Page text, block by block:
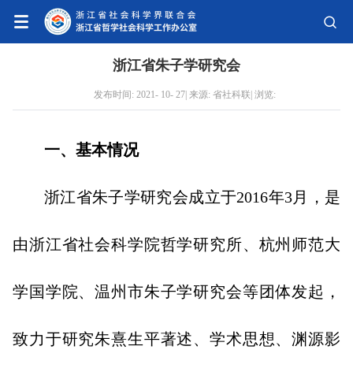
浙江省朱子学研究会
发布时间: 2021- 10- 27| 来源: 省社科联| 浏览:
一、基本情况
浙江省朱子学研究会成立于2016年3月，是
由浙江省社会科学院哲学研究所、杭州师范大
学国学院、温州市朱子学研究会等团体发起，
致力于研究朱熹生平著述、学术思想、渊源影